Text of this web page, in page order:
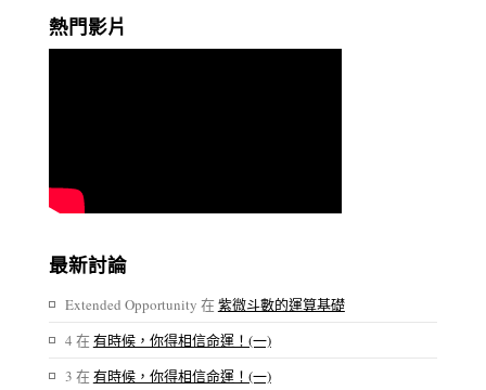
熱門影片
最新討論
Extended Opportunity 在紫微斗數的運算基礎
4 在有時候，你得相信命運！(一)
3 在有時候，你得相信命運！(一)